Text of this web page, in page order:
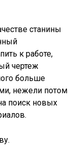
станины
к работе,
чертеж
больше
нежели потом
поиск новых